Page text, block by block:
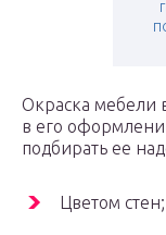
Окраска мебели
в его
подбирать ее
Цветом стен;